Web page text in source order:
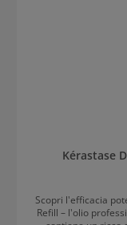
Kérastase
Scopri l'efficacia
Refill – l'olio